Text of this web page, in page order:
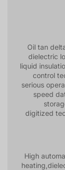
Oil tan
dielectric
liquid
control
serious
speed
digitized
High